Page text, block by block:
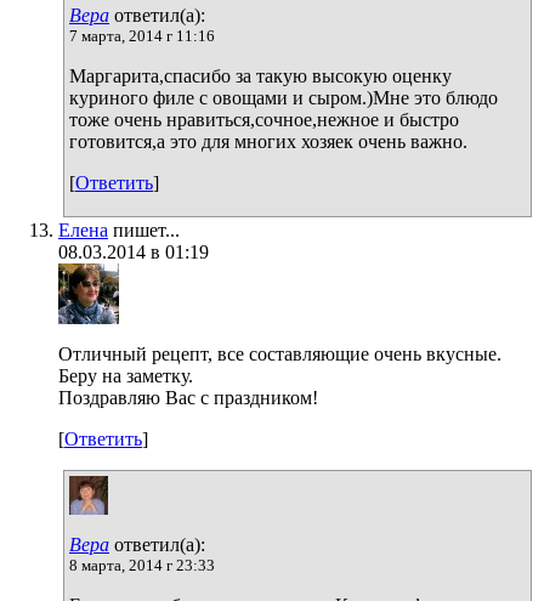
Вера ответил(а):
7 марта, 2014 г 11:16
Маргарита,спасибо за такую высокую оценку
куриного филе с овощами и сыром.)Мне это блюдо
тоже очень нравиться,сочное,нежное и быстро
готовится,а это для многих хозяек очень важно.
[Ответить]
Елена пишет...
08.03.2014 в 01:19
Отличный рецепт, все составляющие очень вкусные.
Беру на заметку.
Поздравляю Вас с праздником!
[Ответить]
Вера ответил(а):
8 марта, 2014 г 23:33